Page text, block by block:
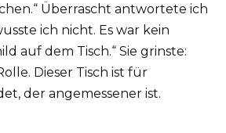
Überrascht antwortete ich
ich nicht. Es war kein
auf dem Tisch.“ Sie grinste:
Dieser Tisch ist für
der angemessener ist.